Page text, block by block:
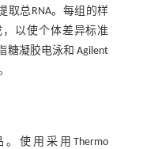
取总RNA。每组的样
以使个体差异标准
糖凝胶电泳和 Agilent
。使用采用Thermo